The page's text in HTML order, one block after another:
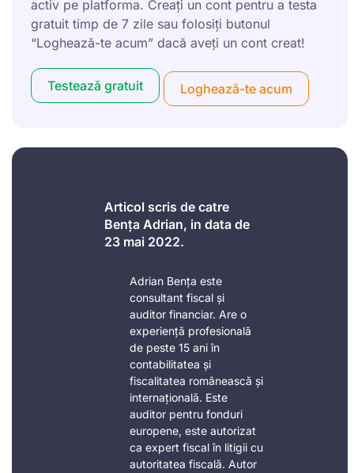
activ pe platforma. Creați un cont pentru a testa
gratuit timp de 7 zile sau folosiți butonul
“Loghează-te acum” dacă aveți un cont creat!
Testează gratuit Loghează-te acum
Articol scris de catre
Bența Adrian, in data de
23 mai 2022.
Adrian Bența este
consultant fiscal și
auditor financiar. Are o
experiență profesională
de peste 15 ani în
contabilitatea și
fiscalitatea românească și
internațională. Este
auditor pentru fonduri
europene, este autorizat
ca expert fiscal în litigii cu
autoritatea fiscală. Autor